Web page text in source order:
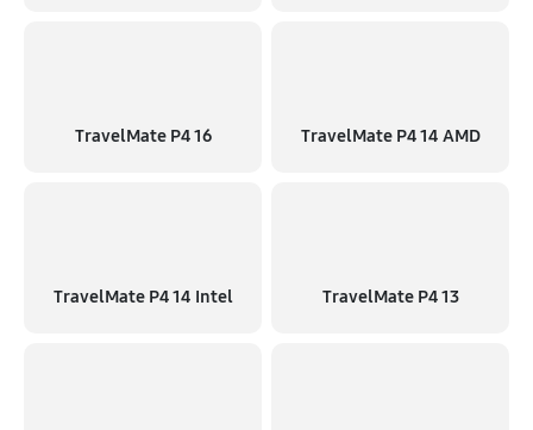
TravelMate P4 16 TravelMate P4 14 AMD
TravelMate P4 14 Intel TravelMate P4 13